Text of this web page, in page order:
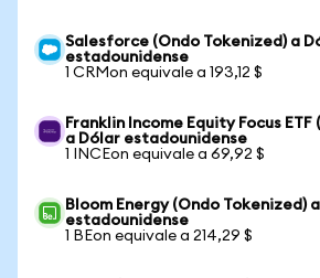
Salesforce (Ondo Tokenized) a
estadounidense
1 CRMon equivale a 193,12 $
Franklin Income Equity Focus
a Dólar estadounidense
1 INCEon equivale a 69,92 $
Bloom Energy (Ondo Tokenized)
estadounidense
1 BEon equivale a 214,29 $